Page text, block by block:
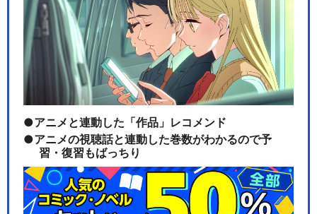
アニメと連動した「作品」レコメンド
アニメの視聴話と連動した巻数がわかるので予
習・復習もばっちり